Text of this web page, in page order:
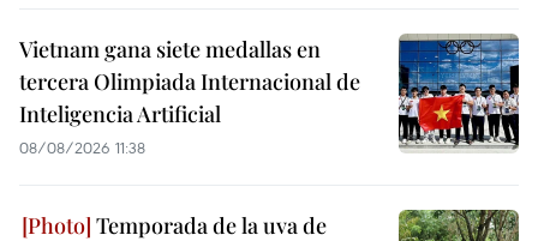
Vietnam gana siete medallas en
tercera Olimpiada Internacional de
Inteligencia Artificial
08/08/2026 11:38
Temporada de la uva de